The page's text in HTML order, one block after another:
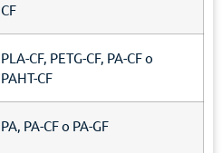
CF
PLA-CF, PETG-CF, PA-CF o
PAHT-CF
PA, PA-CF o PA-GF